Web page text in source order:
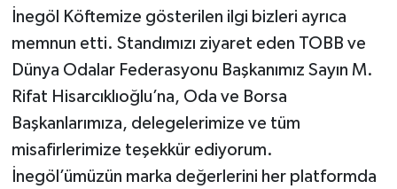
İnegöl Köftemize gösterilen ilgi bizleri ayrıca
memnun etti. Standımızı ziyaret eden TOBB ve
Dünya Odalar Federasyonu Başkanımız Sayın M.
Rifat Hisarcıklıoğlu’na, Oda ve Borsa
Başkanlarımıza, delegelerimize ve tüm
misafirlerimize teşekkür ediyorum.
İnegöl’ümüzün marka değerlerini her platformda